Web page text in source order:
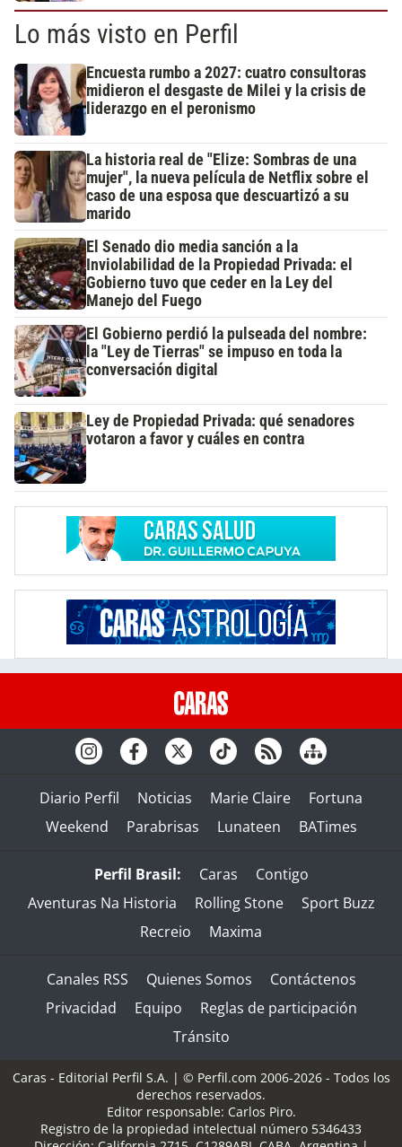
Lo más visto en Perfil
Encuesta rumbo a 2027: cuatro consultoras
midieron el desgaste de Milei y la crisis de
liderazgo en el peronismo
La historia real de "Elize: Sombras de una
mujer", la nueva película de Netflix sobre el
caso de una esposa que descuartizó a su
marido
El Senado dio media sanción a la
Inviolabilidad de la Propiedad Privada: el
Gobierno tuvo que ceder en la Ley del
Manejo del Fuego
El Gobierno perdió la pulseada del nombre:
la "Ley de Tierras" se impuso en toda la
conversación digital
Ley de Propiedad Privada: qué senadores
votaron a favor y cuáles en contra
Diario Perfil Noticias Marie Claire
Fortuna
Weekend
Parabrisas Lunateen BATimes
Perfil Brasil: Caras
Contigo
Aventuras Na Historia
Rolling Stone
Sport Buzz
Recreio
Maxima
Canales RSS Quienes Somos
Contáctenos
Privacidad
Equipo
Reglas de participación
Tránsito
Caras - Editorial Perfil S.A. | © Perfil.com 2006-2026 - Todos los
derechos reservados.
Editor responsable: Carlos Piro.
Registro de la propiedad intelectual número 5346433